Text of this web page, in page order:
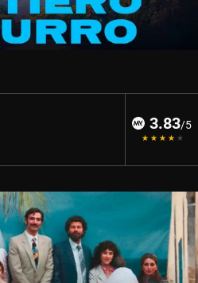
3.83/5